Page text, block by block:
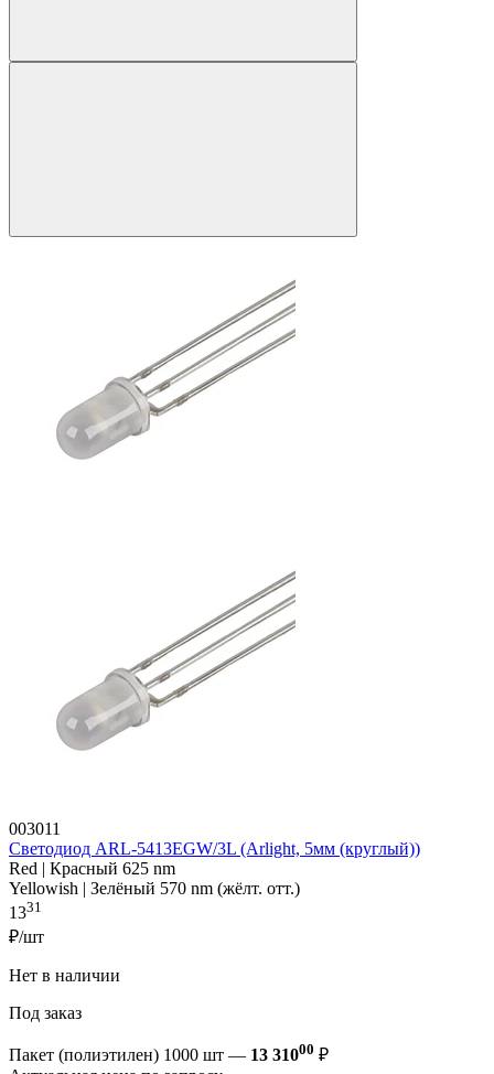
003011
Светодиод ARL-5413EGW/3L (Arlight, 5мм (круглый))
Red | Красный 625 nm
Yellowish | Зелёный 570 nm (жёлт. отт.)
1331
₽/шт
Нет в наличии
Под заказ
Пакет (полиэтилен) 1000 шт — 13 31000 ₽